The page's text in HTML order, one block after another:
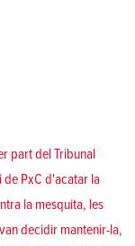
part del Tribunal
de PxC d'acatar la
la mesquita, les
decidir mantenir-la,